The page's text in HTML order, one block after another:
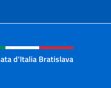
social e
d'Italia Bratislava